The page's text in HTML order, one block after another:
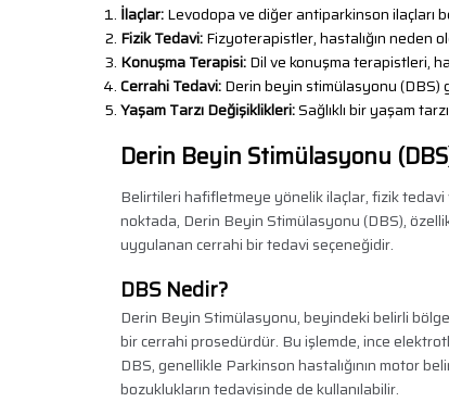
İlaçlar:Levodopa ve diğer antiparkinson ilaçları
Fizik Tedavi:Fizyoterapistler, hastalığın neden
Konuşma Terapisi:Dil ve konuşma terapistleri,
Cerrahi Tedavi:Derin beyin stimülasyonu (DBS)
Yaşam Tarzı Değişiklikleri:Sağlıklı bir yaşam
Derin Beyin Stimülasyonu
Belirtileri hafifletmeye yönelik ilaçlar, fizik
noktada, Derin Beyin Stimülasyonu (DBS),
uygulanan cerrahi bir tedavi seçeneğidir.
DBS Nedir?
Derin Beyin Stimülasyonu, beyindeki belirli
bir cerrahi prosedürdür. Bu işlemde, ince
DBS, genellikle Parkinson hastalığının motor
bozuklukların tedavisinde de kullanılabilir.